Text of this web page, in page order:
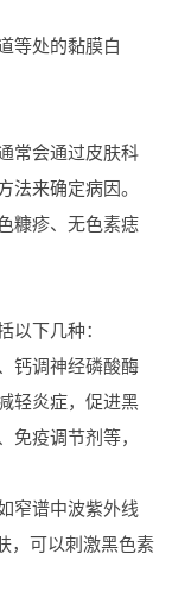
等处的黏膜白
常会通过皮肤科
法来确定病因。
糠疹、无色素痣
下几种：
钙调神经磷酸酶
轻炎症，促进黑
免疫调节剂等，
窄谱中波紫外线
，可以刺激黑色素